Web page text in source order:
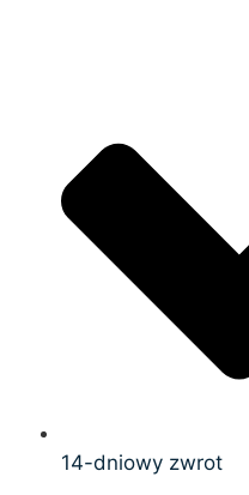
14-dniowy zwrot